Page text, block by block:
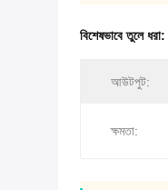
বিশেষভাবে তুলে ধরা:
আউটপুট:
ক্ষমতা: